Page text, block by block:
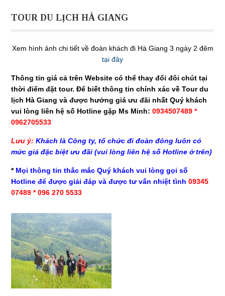
TOUR DU LỊCH HÀ GIANG
Xem hình ảnh chi tiết về đoàn khách đi Hà Giang 3 ngày 2 đêm
tại đây
Thông tin giá cả trên Website có thể thay đổi đôi chút tại
thời điểm đặt tour.Để biết thông tin chính xác về Tour du
lịch Hà Giang và được hưởng giá ưu đãi nhất Quý khách
vui lòng liên hệ số Hotline gặp Ms Minh:0934507489 *
0962705533
Lưu ý: Khách là Công ty, tổ chức đi đoàn đông luôn có
mức giá đặc biệt ưu đãi (vui lòng liên hệ số Hotline ở trên)
* Mọi thông tin thắc mắc Quý khách vui lòng gọi số
Hotline để được giải đáp và được tư vấn nhiệt tình09345
07489 * 096 270 5533